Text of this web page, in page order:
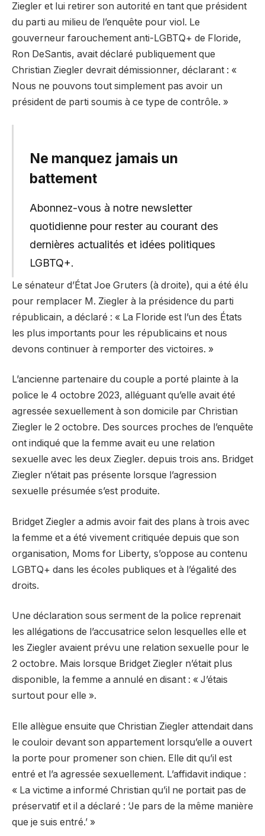
Ziegler et lui retirer son autorité en tant que président
du parti au milieu de l’enquête pour viol. Le
gouverneur farouchement anti-LGBTQ+ de Floride,
Ron DeSantis, avait déclaré publiquement que
Christian Ziegler devrait démissionner, déclarant : «
Nous ne pouvons tout simplement pas avoir un
président de parti soumis à ce type de contrôle. »
Ne manquez jamais un
battement
Abonnez-vous à notre newsletter
quotidienne pour rester au courant des
dernières actualités et idées politiques
LGBTQ+.
Le sénateur d’État Joe Gruters (à droite), qui a été élu
pour remplacer M. Ziegler à la présidence du parti
républicain, a déclaré : « La Floride est l’un des États
les plus importants pour les républicains et nous
devons continuer à remporter des victoires. »
L’ancienne partenaire du couple a porté plainte à la
police le 4 octobre 2023, alléguant qu’elle avait été
agressée sexuellement à son domicile par Christian
Ziegler le 2 octobre. Des sources proches de l’enquête
ont indiqué que la femme avait eu une relation
sexuelle avec les deux Ziegler. depuis trois ans. Bridget
Ziegler n’était pas présente lorsque l’agression
sexuelle présumée s’est produite.
Bridget Ziegler a admis avoir fait des plans à trois avec
la femme et a été vivement critiquée depuis que son
organisation, Moms for Liberty, s’oppose au contenu
LGBTQ+ dans les écoles publiques et à l’égalité des
droits.
Une déclaration sous serment de la police reprenait
les allégations de l’accusatrice selon lesquelles elle et
les Ziegler avaient prévu une relation sexuelle pour le
2 octobre. Mais lorsque Bridget Ziegler n’était plus
disponible, la femme a annulé en disant : « J’étais
surtout pour elle ».
Elle allègue ensuite que Christian Ziegler attendait dans
le couloir devant son appartement lorsqu’elle a ouvert
la porte pour promener son chien. Elle dit qu’il est
entré et l’a agressée sexuellement. L’affidavit indique :
« La victime a informé Christian qu’il ne portait pas de
préservatif et il a déclaré : ‘Je pars de la même manière
que je suis entré.’ »